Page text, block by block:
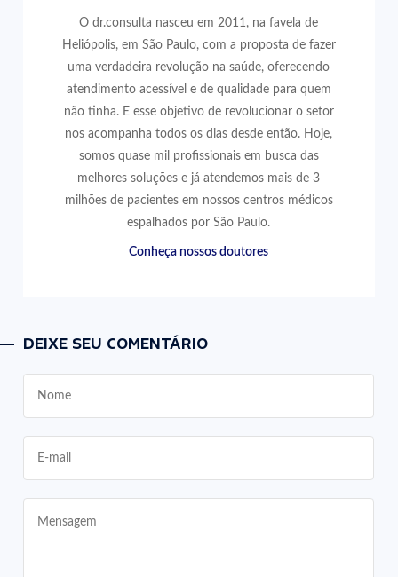
O dr.consulta nasceu em 2011, na favela de
Heliópolis, em São Paulo, com a proposta de fazer
uma verdadeira revolução na saúde, oferecendo
atendimento acessível e de qualidade para quem
não tinha. E esse objetivo de revolucionar o setor
nos acompanha todos os dias desde então. Hoje,
somos quase mil profissionais em busca das
melhores soluções e já atendemos mais de 3
milhões de pacientes em nossos centros médicos
espalhados por São Paulo.
Conheça nossos doutores
DEIXE SEU COMENTÁRIO